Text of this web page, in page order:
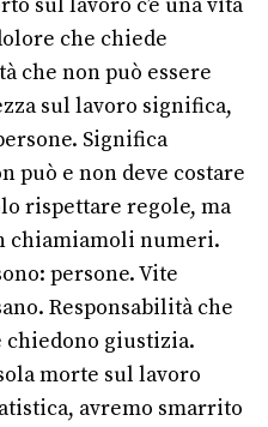
sul lavoro c’è una vita
che chiede
che non può essere
sul lavoro significa,
Significa
può e non deve costare
rispettare regole, ma
chiamiamoli numeri.
persone. Vite
Responsabilità che
giustizia.
morte sul lavoro
avremo smarrito